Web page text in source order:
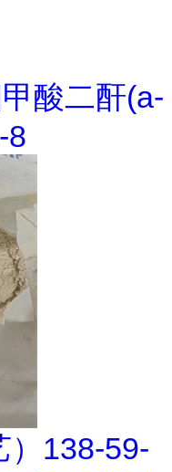
酸二酐(a-
8
）138-59-